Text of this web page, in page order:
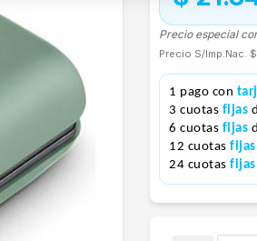
Precio especial
Precio S/Imp.Nac.
1 pago con
3 cuotas fijas
6 cuotas fijas
12 cuotas fijas
24 cuotas fijas